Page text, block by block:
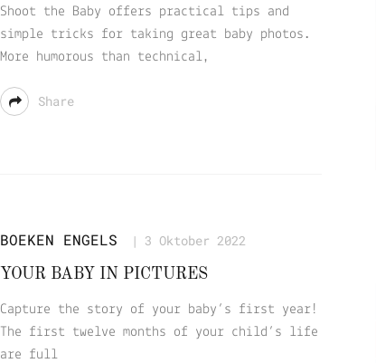
Shoot the Baby offers practical tips and
simple tricks for taking great baby photos.
More humorous than technical,
Share
BOEKEN ENGELS 3 Oktober 2022
YOUR BABY IN PICTURES
Capture the story of your baby’s first year!
The first twelve months of your child’s life
are full